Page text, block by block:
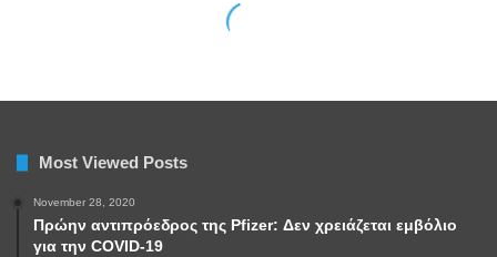
Most Viewed Posts
November 28, 2020
Πρώην αντιπρόεδρος της Pfizer: Δεν χρειάζεται εμβόλιο
για την COVID-19